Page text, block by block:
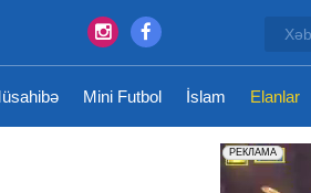
Mini Futbol İslam Elanlar